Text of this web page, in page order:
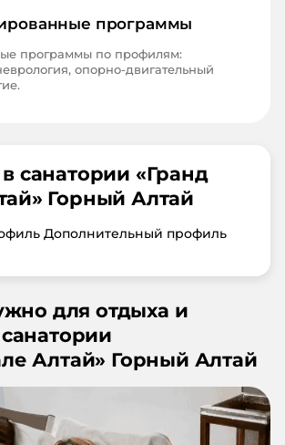
программы
программы по профилям:
опорно-двигательный
санатории «Гранд
» Горный Алтай
Дополнительный профиль
для отдыха и
Алтай» Горный Алтай